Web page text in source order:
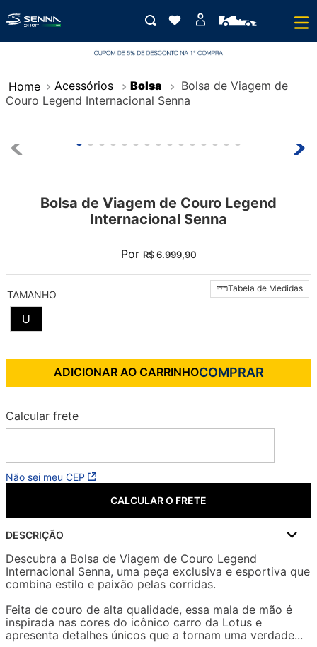
Acessórios Bolsa
Bolsa de Viagem de
Couro Legend Internacional Senna
Bolsa de Viagem de Couro Legend
Internacional Senna
Por R$ 6.999,90
TAMANHO
U
Tabela de Medidas
ADICIONAR AO CARRINHO
Não sei meu CEP
CALCULAR O FRETE
DESCRIÇÃO
Descubra a Bolsa de Viagem de Couro Legend
Internacional Senna, uma peça exclusiva e esportiva que
combina estilo e paixão pelas corridas.
Feita de couro de alta qualidade, essa mala de mão é
inspirada nas cores do icônico carro da Lotus e
apresenta detalhes únicos que a tornam uma verdade...